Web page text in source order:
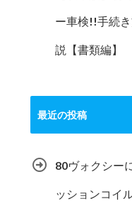
ー車検!!手続
説【書類編】
最近の投稿
80ヴォクシー
ッションコイ